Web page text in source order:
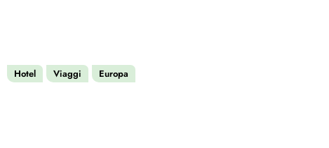
Hotel Viaggi Europa